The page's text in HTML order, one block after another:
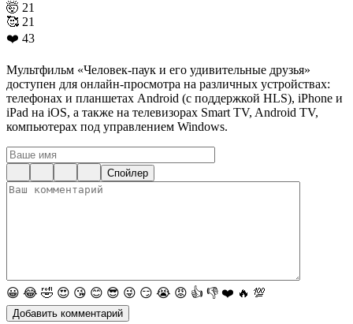
🤯 21
🥰 21
❤️ 43
Мультфильм «Человек-паук и его удивительные друзья»
доступен для онлайн-просмотра на различных устройствах:
телефонах и планшетах Android (с поддержкой HLS), iPhone и
iPad на iOS, а также на телевизорах Smart TV, Android TV,
компьютерах под управлением Windows.
Спойлер
😀 😂 🤣 😍 😘 😊 😎 😜 😏 😭 😡 👍 👎 ❤️ 🔥 💯